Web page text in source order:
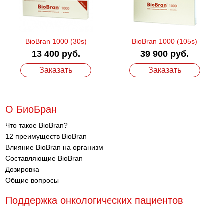
BioBran 1000 (30s)
13 400 руб.
Заказать
BioBran 1000 (105s)
39 900 руб.
Заказать
О БиоБран
Что такое BioBran?
12 преимуществ BioBran
Влияние BioBran на организм
Составляющие BioBran
Дозировка
Общие вопросы
Поддержка онкологических пациентов